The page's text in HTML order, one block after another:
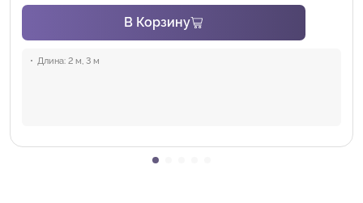
В Корзину
Длина: 2 м, 3 м